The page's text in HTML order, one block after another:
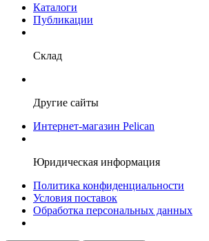
Каталоги
Публикации
Склад
Другие сайты
Интернет-магазин Pelican
Юридическая информация
Политика конфиденциальности
Условия поставок
Обработка персональных данных